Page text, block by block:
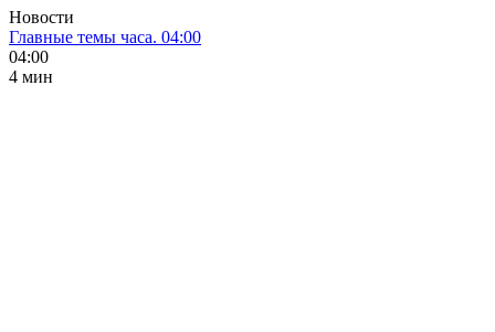
Новости
Главные темы часа. 04:00
04:00
4 мин